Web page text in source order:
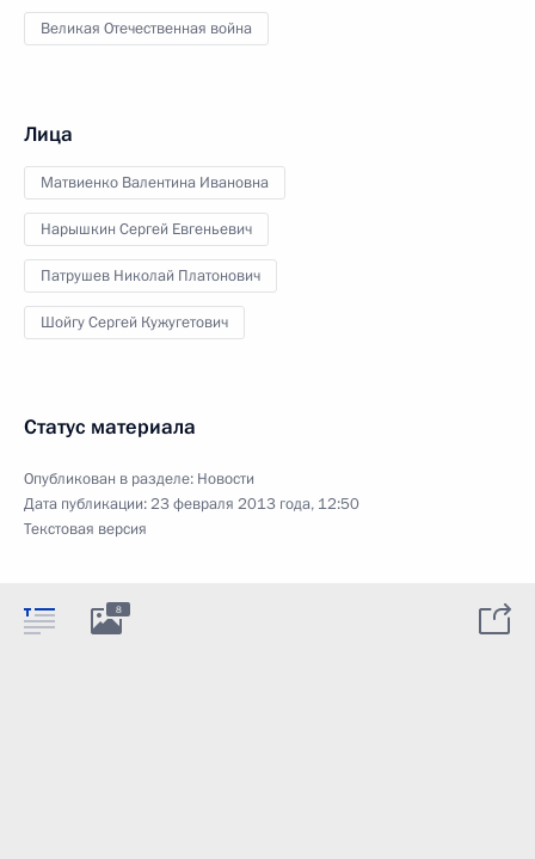
Великая Отечественная война
Лица
Матвиенко Валентина Ивановна
Нарышкин Сергей Евгеньевич
Патрушев Николай Платонович
Шойгу Сергей Кужугетович
Статус материала
Опубликован в разделе: Новости
Дата публикации:23 февраля 2013 года, 12:50
Текстовая версия
8